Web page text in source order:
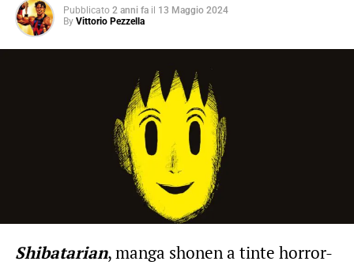
Pubblicato 2 anni fa il 13 Maggio 2024
By Vittorio Pezzella
Shibatarian, manga shonen a tinte horror-